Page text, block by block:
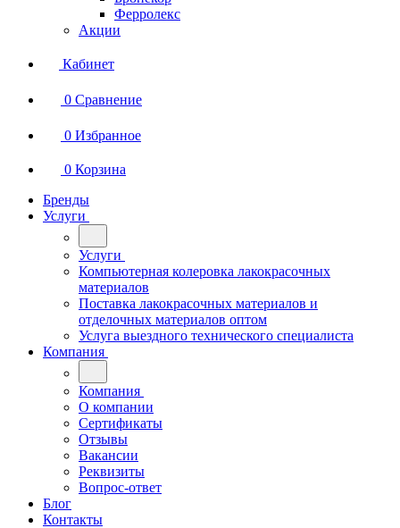
Ферролекс
Акции
Кабинет
0 Сравнение
0 Избранное
0 Корзина
Бренды
Услуги
Услуги
Компьютерная колеровка лакокрасочных
материалов
Поставка лакокрасочных материалов и
отделочных материалов оптом
Услуга выездного технического специалиста
Компания
Компания
О компании
Сертификаты
Отзывы
Вакансии
Реквизиты
Вопрос-ответ
Блог
Контакты